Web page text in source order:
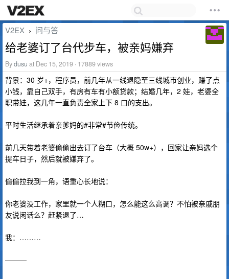
V2EX › 问与答
给老婆订了台代步车，被亲妈嫌弃
Bydusu at Dec 15, 2019 · 17889 views
背景：30 岁+，程序员，前几年从一线退隐至三线城市创业，赚了点
小钱，靠自己双手，有房有车有小额贷款；结婚几年，2 娃，老婆全
职带娃，这几年一直负责全家上下 8 口的支出。
平时生活继承着亲爹妈的#非常#节俭传统。
前几天带着老婆偷偷出去订了台车（大概 50w+），回家让亲妈选个
提车日子，然后就被嫌弃了。
偷偷拉我到一角，语重心长地说：
你老婆没工作，家里就一个人糊口，怎么能这么高调？不怕被亲戚朋
友说闲话么？赶紧退了…
我：………
———